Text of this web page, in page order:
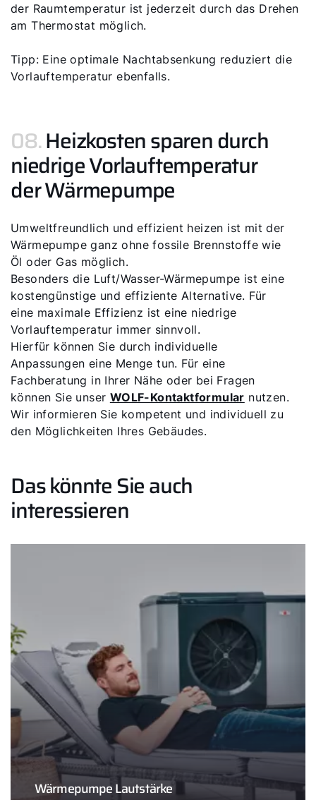
der Raumtemperatur ist jederzeit durch das Drehen
am Thermostat möglich.
Tipp: Eine optimale Nachtabsenkung reduziert die
Vorlauftemperatur ebenfalls.
08.Heizkosten sparen durch
niedrige Vorlauftemperatur
der Wärmepumpe
Umweltfreundlich und effizient heizen ist mit der
Wärmepumpe ganz ohne fossile Brennstoffe wie
Öl oder Gas möglich.
Besonders die Luft/Wasser-Wärmepumpe ist eine
kostengünstige und effiziente Alternative. Für
eine maximale Effizienz ist eine niedrige
Vorlauftemperatur immer sinnvoll.
Hierfür können Sie durch individuelle
Anpassungen eine Menge tun. Für eine
Fachberatung in Ihrer Nähe oder bei Fragen
können Sie unser WOLF-Kontaktformular nutzen.
Wir informieren Sie kompetent und individuell zu
den Möglichkeiten Ihres Gebäudes.
Das könnte Sie auch
interessieren
Wärmepumpe Lautstärke